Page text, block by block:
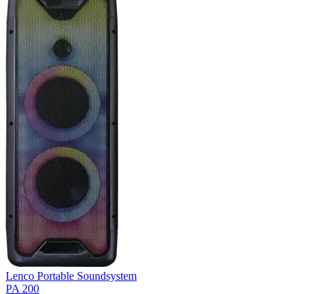
Lenco Portable Soundsystem
PA 200